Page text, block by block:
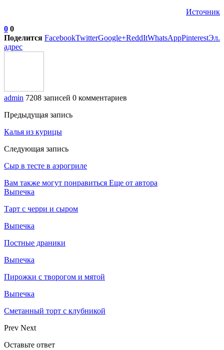
Источник
0 0
Поделится FacebookTwitterGoogle+ReddItWhatsAppPinterestЭл.
адрес
admin 7208 записей 0 комментариев
Предыдущая запись
Калья из курицы
Следующая запись
Сыр в тесте в аэрогриле
Вам также могут понравиться Еще от автора
Выпечка
Тарт с черри и сыром
Выпечка
Постные драники
Выпечка
Пирожки с творогом и мятой
Выпечка
Сметанный торт с клубникой
Prev Next
Оставьте ответ